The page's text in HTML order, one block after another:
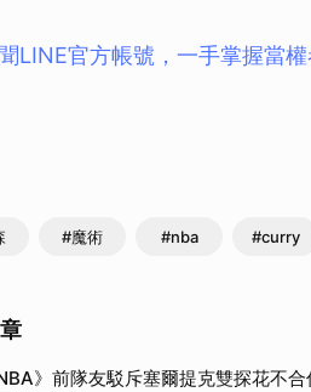
LINE官方帳號，一手掌握當
#魔術 #nba #curry
》前隊友駁斥塞爾提克雙探花不